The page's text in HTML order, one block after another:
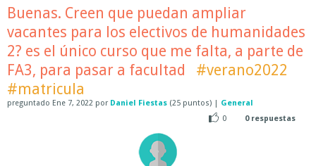
Buenas. Creen que puedan ampliar
vacantes para los electivos de humanidades
2? es el único curso que me falta, a parte de
FA3, para pasar a facultad
#verano2022
#matricula
preguntado Ene 7, 2022 por Daniel Fiestas (25 puntos) | General
0
0respuestas